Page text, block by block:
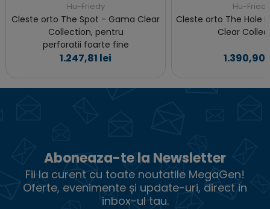
Hu-Friedy
Cleste orto The Spot - Gama Clear
Collection, pentru
perforatii foarte fine
1.247,81 lei
Hu-Friedy
Cleste orto The Hole
Clear
1.390,90
Aboneaza-te la Newsletter
Fii la curent cu toate noutatile MegaGen!
Oferte, evenimente și update-uri, direct in
inbox-ul tau.